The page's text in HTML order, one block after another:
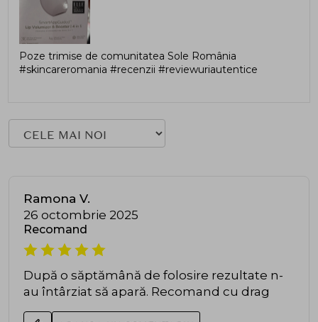
Poze trimise de comunitatea Sole România
#skincareromania #recenzii #reviewuriautentice
Ramona V.
26 octombrie 2025
Recomand
După o săptămână de folosire rezultate n-
au întârziat să apară. Recomand cu drag